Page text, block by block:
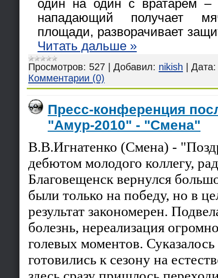
один на один с вратарем –
нападающий получает
площади, разворачивает
Читать дальше »
Просмотров: 527 | Добавил: nikish | Дата:
Комментарии (0)
Пресс-конференция
"Амур-2010" - "Смена"
В.В.Игнатенко (Смена) -
дебютом молодого коллегу,
Благовещенск вернулся
были только на победу, но в
результат закономерен.
болезнь, нереализация
голевых моментов.
готовились к сезону на